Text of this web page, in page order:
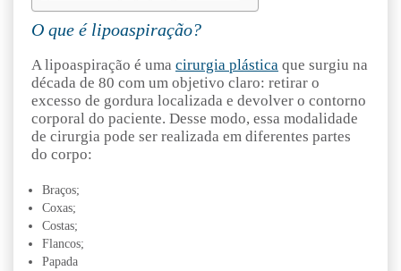
O que é lipoaspiração?
A lipoaspiração é uma cirurgia plástica que surgiu na
década de 80 com um objetivo claro: retirar o
excesso de gordura localizada e devolver o contorno
corporal do paciente. Desse modo, essa modalidade
de cirurgia pode ser realizada em diferentes partes
do corpo:
Braços;
Coxas;
Costas;
Flancos;
Papada